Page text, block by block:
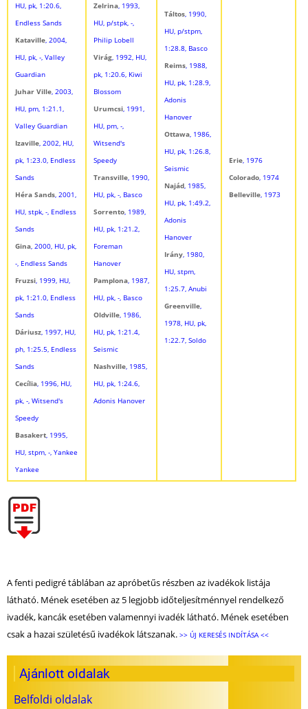
HU, pk, 1:20.6,
Endless Sands
Kataville, 2004,
HU, pk, -, Valley
Guardian
Juhar Ville, 2003,
HU, pm, 1:21.1,
Valley Guardian
Izaville, 2002, HU,
pk, 1:23.0, Endless
Sands
Héra Sands, 2001,
HU, stpk, -, Endless
Sands
Gina, 2000, HU, pk,
-, Endless Sands
Fruzsi, 1999, HU,
pk, 1:21.0, Endless
Sands
Dáriusz, 1997, HU,
ph, 1:25.5, Endless
Sands
Cecília, 1996, HU,
pk, -, Witsend's
Speedy
Basakert, 1995,
HU, stpm, -, Yankee
Yankee
Zelrina, 1993,
HU, p/stpk, -,
Philip Lobell
Virág, 1992, HU,
pk, 1:20.6, Kiwi
Blossom
Urumcsi, 1991,
HU, pm, -,
Witsend's
Speedy
Transville, 1990,
HU, pk, -, Basco
Sorrento, 1989,
HU, pk, 1:21.2,
Foreman
Hanover
Pamplona, 1987,
HU, pk, -, Basco
Oldville, 1986,
HU, pk, 1:21.4,
Seismic
Nashville, 1985,
HU, pk, 1:24.6,
Adonis Hanover
Táltos, 1990,
HU, p/stpm,
1:28.8, Basco
Reims, 1988,
HU, pk, 1:28.9,
Adonis
Hanover
Ottawa, 1986,
HU, pk, 1:26.8,
Seismic
Najád, 1985,
HU, pk, 1:49.2,
Adonis
Hanover
Irány, 1980,
HU, stpm,
1:25.7, Anubi
Greenville,
1978, HU, pk,
1:22.7, Soldo
Erie, 1976
Colorado, 1974
Belleville, 1973
A fenti pedigré táblában az apróbetűs részben az ivadékok listája
látható. Mének esetében az 5 legjobb időteljesítménnyel rendelkező
ivadék, kancák esetében valamennyi ivadék látható. Mének esetében
csak a hazai születésű ivadékok látszanak. >> ÚJ KERESÉS INDÍTÁSA <<
Ajánlott oldalak
Belfoldi oldalak